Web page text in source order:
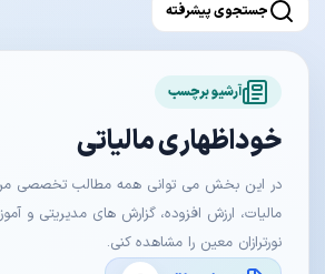
جستجوی پیشرفته
آرشیو برچسب
خوداظهاری مالیاتی
در این بخش می توانی همه مطالب تخصصی
مالیات، ارزش افزوده، گزارش های مدیریتی و
نورترازان معین را مشاهده کنی.